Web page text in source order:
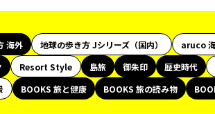
海外 地球の歩き方 Jシリーズ（国内） aruco
Resort Style 島旅 御朱印 歴史時代
BOOKS 旅と健康 BOOKS 旅の読み物